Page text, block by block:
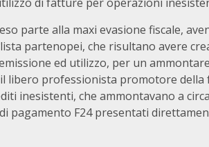
parte alla maxi evasione fiscale,
partenopei, che risultano avere
ed utilizzo, per un
libero professionista promotore della
inesistenti, che ammontavano a
pagamento F24 presentati